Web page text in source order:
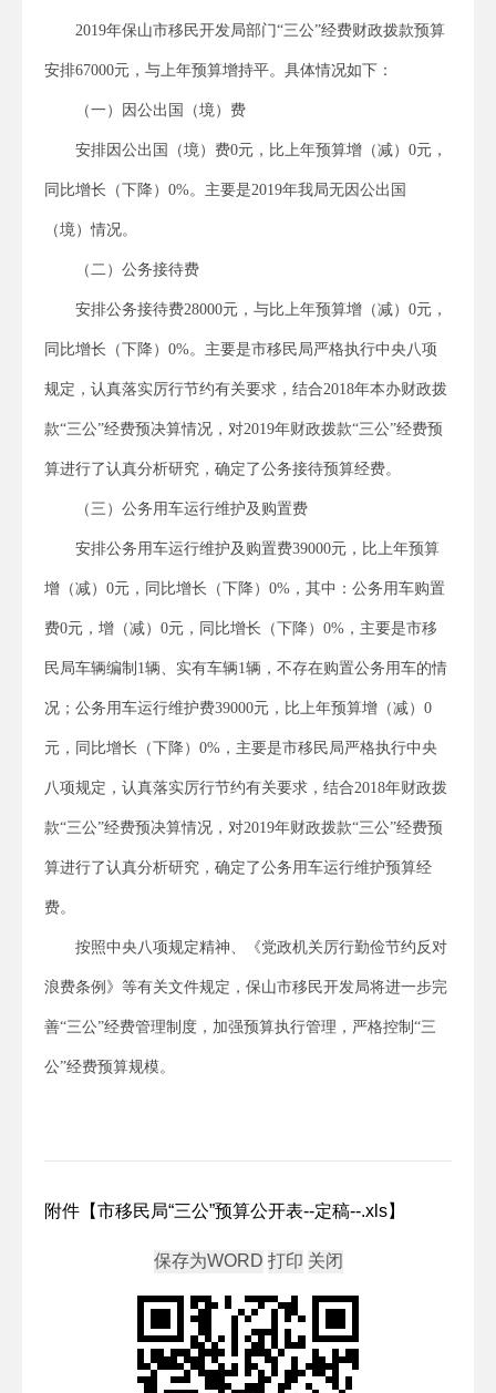
2019年保山市移民开发局部门“三公”经费财政拨款预算
安排67000元，与上年预算增持平。具体情况如下：
（一）因公出国（境）费
安排因公出国（境）费0元，比上年预算增（减）0元，
同比增长（下降）0%。主要是2019年我局无因公出国
（境）情况。
（二）公务接待费
安排公务接待费28000元，与比上年预算增（减）0元，
同比增长（下降）0%。主要是市移民局严格执行中央八项
规定，认真落实厉行节约有关要求，结合2018年本办财政拨
款“三公”经费预决算情况，对2019年财政拨款“三公”经费预
算进行了认真分析研究，确定了公务接待预算经费。
（三）公务用车运行维护及购置费
安排公务用车运行维护及购置费39000元，比上年预算
增（减）0元，同比增长（下降）0%，其中：公务用车购置
费0元，增（减）0元，同比增长（下降）0%，主要是市移
民局车辆编制1辆、实有车辆1辆，不存在购置公务用车的情
况；公务用车运行维护费39000元，比上年预算增（减）0
元，同比增长（下降）0%，主要是市移民局严格执行中央
八项规定，认真落实厉行节约有关要求，结合2018年财政拨
款“三公”经费预决算情况，对2019年财政拨款“三公”经费预
算进行了认真分析研究，确定了公务用车运行维护预算经
费。
按照中央八项规定精神、《党政机关厉行勤俭节约反对
浪费条例》等有关文件规定，保山市移民开发局将进一步完
善“三公”经费管理制度，加强预算执行管理，严格控制“三
公”经费预算规模。
附件【市移民局“三公”预算公开表--定稿--.xls】